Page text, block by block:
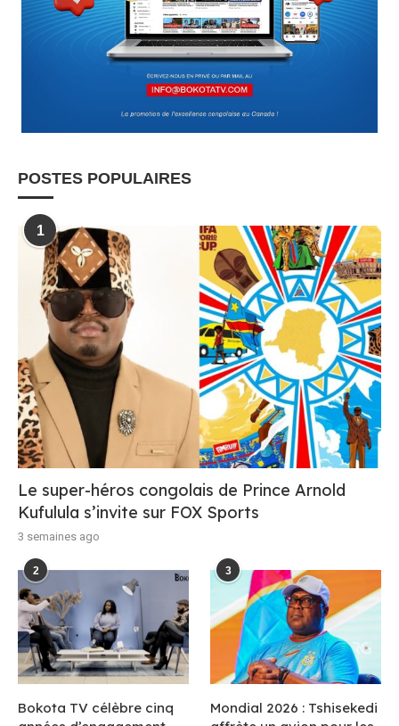
POSTES POPULAIRES
1
Le super-héros congolais de Prince Arnold
Kufulula s’invite sur FOX Sports
3 semaines ago
2
Bokota TV célèbre cinq
3
Mondial 2026 : Tshisekedi